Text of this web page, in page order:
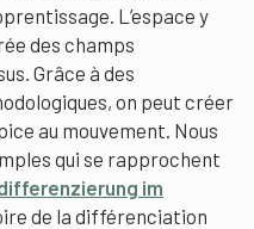
L’espace y
des champs
Grâce à des
on peut créer
au mouvement. Nous
qui se rapprochent
im
de la différenciation